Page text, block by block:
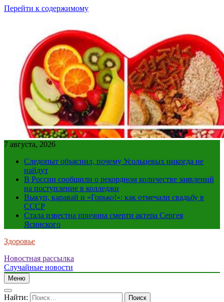
Перейти к содержимому
7 августа, 2026
Следопыт объяснил, почему Усольцевых никогда не
найдут
В России сообщили о рекордном количестве заявлений
на поступление в колледжи
Выкуп, каравай и «Горько!»: как отмечали свадьбу в
СССР
Стала известна причина смерти актера Сергея
Ясинского
Здоровье
Новостная рассылка
Случайные новости
Меню
Найти: